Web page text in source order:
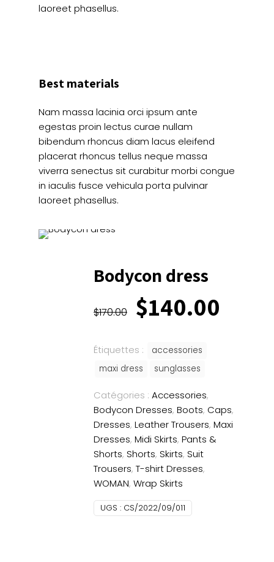
laoreet phasellus.
Best materials
Nam massa lacinia orci ipsum ante
egestas proin lectus curae nullam
bibendum rhoncus diam lacus eleifend
placerat rhoncus tellus neque massa
viverra senectus sit curabitur morbi congue
in iaculis fusce vehicula porta pulvinar
laoreet phasellus.
Bodycon dress
$170.00 Le
prix
était :
$170.00.
$140.00
Étiquettes :
accessories
maxi dress
sunglasses
Catégories : Accessories,
Bodycon Dresses, Boots, Caps,
Dresses, Leather Trousers, Maxi
Dresses, Midi Skirts, Pants &
Shorts, Shorts, Skirts, Suit
Trousers, T-shirt Dresses,
WOMAN, Wrap Skirts
UGS : CS/2022/09/011